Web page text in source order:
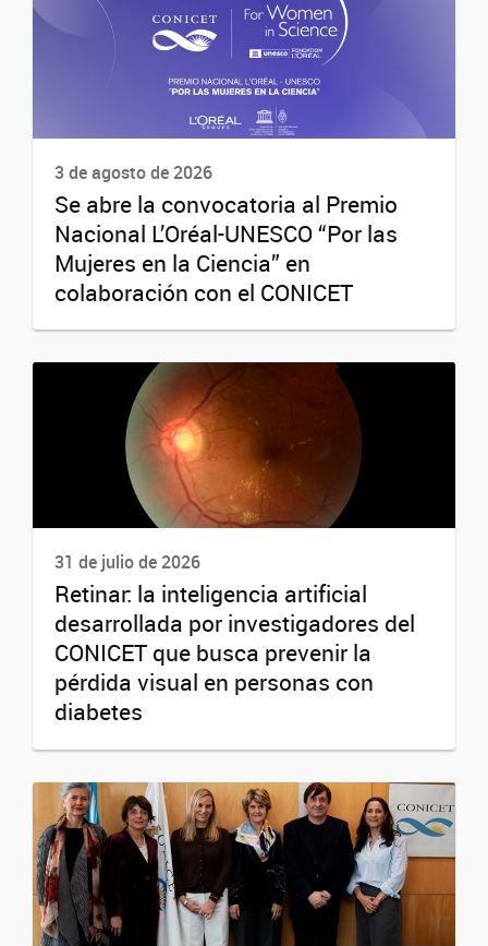
3 de agosto de 2026
Se abre la convocatoria al Premio
Nacional L’Oréal-UNESCO “Por las
Mujeres en la Ciencia” en
colaboración con el CONICET
31 de julio de 2026
Retinar: la inteligencia artificial
desarrollada por investigadores del
CONICET que busca prevenir la
pérdida visual en personas con
diabetes